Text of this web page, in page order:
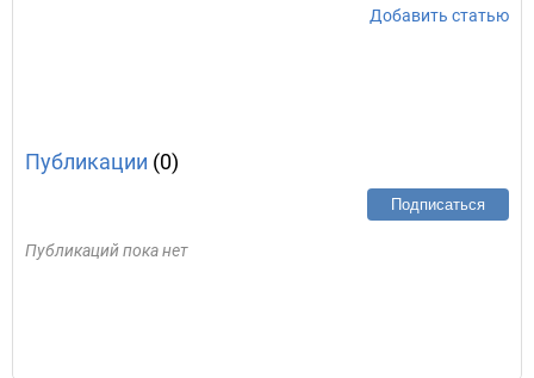
Добавить статью
Публикации (0)
Подписаться
Публикаций пока нет